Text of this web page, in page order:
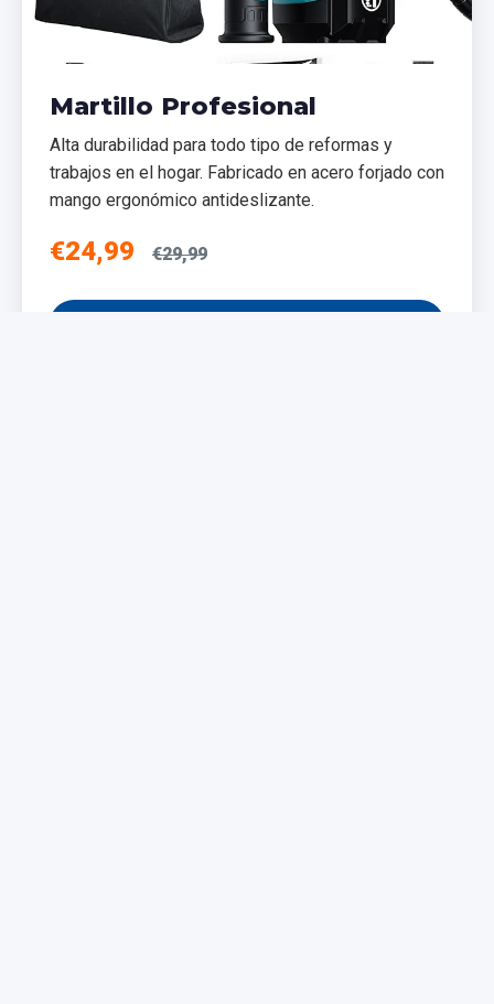
Martillo Profesional
Alta durabilidad para todo tipo de reformas y
trabajos en el hogar. Fabricado en acero forjado con
mango ergonómico antideslizante.
€24,99 €29,99